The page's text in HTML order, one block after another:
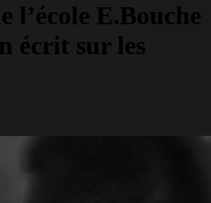
l’école E.Bouche
écrit sur les